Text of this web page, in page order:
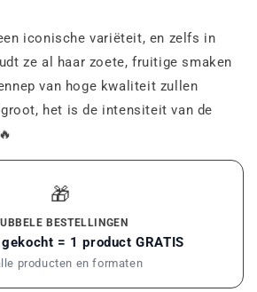
iconische variëteit, en zelfs in
ze al haar zoete, fruitige smaken
van hoge kwaliteit zullen
het is de intensiteit van de
🎁
BESTELLINGEN
= 1 product GRATIS
producten en formaten